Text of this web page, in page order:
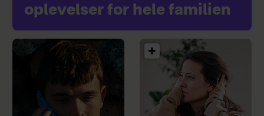
oplevelser for hele familien